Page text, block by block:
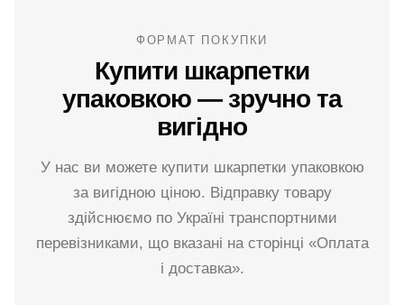
ФОРМАТ ПОКУПКИ
Купити шкарпетки
упаковкою — зручно та
вигідно
У нас ви можете купити шкарпетки упаковкою
за вигідною ціною. Відправку товару
здійснюємо по Україні транспортними
перевізниками, що вказані на сторінці «Оплата
і доставка».